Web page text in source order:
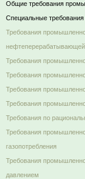
Общие требования
Специальные
Требования
Требования
Требования
Требования
Требования
Требования по
Требования
газопотребления
Требования
давлением